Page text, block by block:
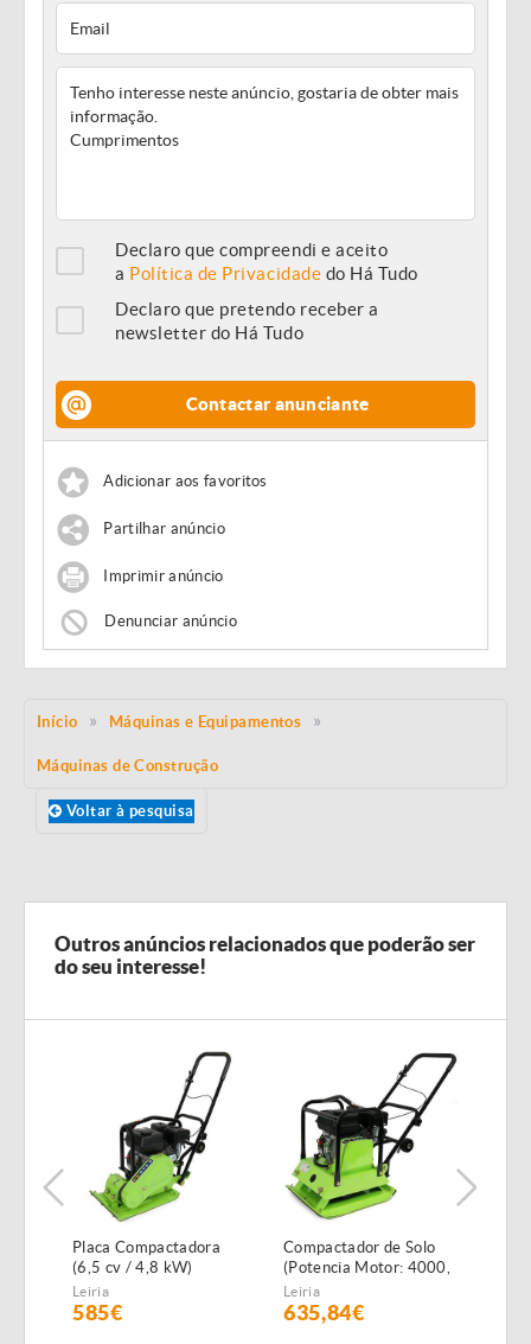
Declaro que compreendi e aceito
a Política de Privacidade do Há Tudo
Declaro que pretendo receber a
newsletter do Há Tudo
Contactar anunciante
Adicionar aos favoritos
Partilhar anúncio
Imprimir anúncio
Denunciar anúncio
Início Máquinas e Equipamentos
Máquinas de Construção
Voltar à pesquisa
Outros anúncios relacionados que poderão ser
do seu interesse!
Placa Compactadora
(6,5 cv / 4,8 kW)
Leiria
585€
Compactador de Solo
(Potencia Motor: 4000,
196cc)
Leiria
635,84€